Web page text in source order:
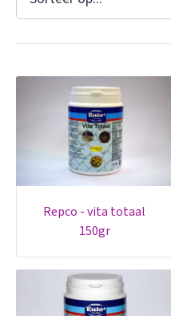
repco - vita totaal
150gr